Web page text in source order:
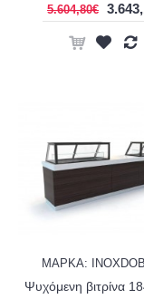
5.604,80€
ΜΑΡΚΑ: